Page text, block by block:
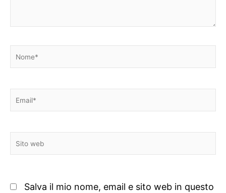
Nome*
Email*
Sito
web
Salva il mio nome, email e sito web in questo